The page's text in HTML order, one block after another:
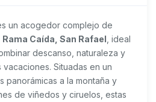
un acogedor complejo de
Rama Caída, San Rafael , ideal
descanso, naturaleza y
Situadas en un
panorámicas a la montaña y
de viñedos y ciruelos, estas